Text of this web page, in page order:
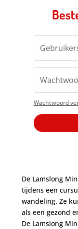
Wachtwoord
De Lamslong
tijdens een
wandeling. Ze
als een gezond
De Lamslong